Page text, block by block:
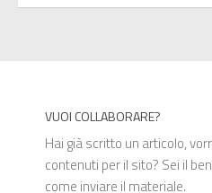
VUOI COLLABORARE?
Hai già scritto un articolo,
contenuti per il sito? Sei il
come inviare il materiale.